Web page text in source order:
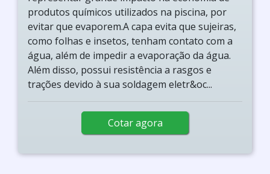
produtos químicos utilizados na piscina, por
evitar que evaporem.A capa evita que sujeiras,
como folhas e insetos, tenham contato com a
água, além de impedir a evaporação da água.
Além disso, possui resistência a rasgos e
trações devido à sua soldagem eletr&oc...
Cotar agora